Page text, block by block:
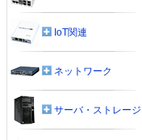
IoT関連
ネットワーク
サーバ・ストレージ